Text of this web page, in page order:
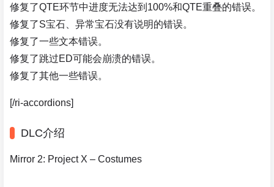
修复了QTE环节中进度无法达到100%和QTE重叠的错误。
修复了S宝石、异常宝石没有说明的错误。
修复了一些文本错误。
修复了跳过ED可能会崩溃的错误。
修复了其他一些错误。
[/ri-accordions]
DLC介绍
Mirror 2: Project X – Costumes